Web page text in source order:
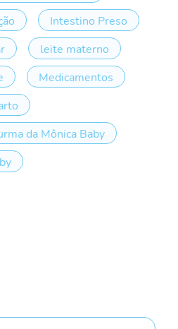
Intestino Preso
leite materno
Medicamentos
da Mônica Baby